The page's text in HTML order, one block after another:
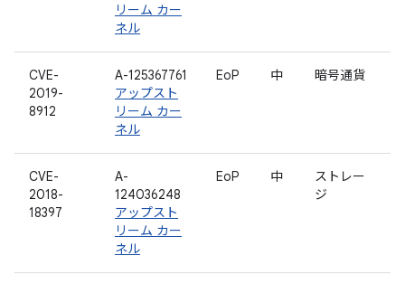
リーム カー
ネル
CVE-
2019-
8912
A-125367761
アップスト
リーム カー
ネル
EoP 中 暗号通貨
CVE-
2018-
18397
A-
124036248
アップスト
リーム カー
ネル
EoP 中
ストレー
ジ